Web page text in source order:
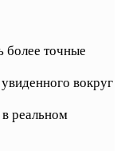
более точные
вокруг
в реальном